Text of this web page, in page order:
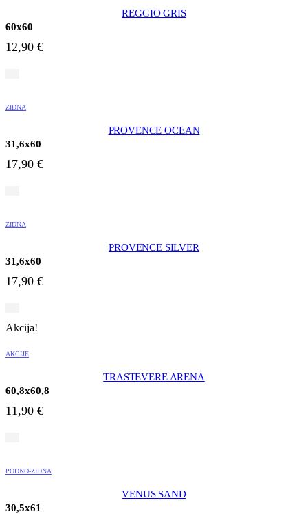
REGGIO GRIS
60x60
12,90 €
ZIDNA
PROVENCE OCEAN
31,6x60
17,90 €
ZIDNA
PROVENCE SILVER
31,6x60
17,90 €
Akcija!
AKCIJE
TRASTEVERE ARENA
60,8x60,8
11,90 €
PODNO-ZIDNA
VENUS SAND
30,5x61